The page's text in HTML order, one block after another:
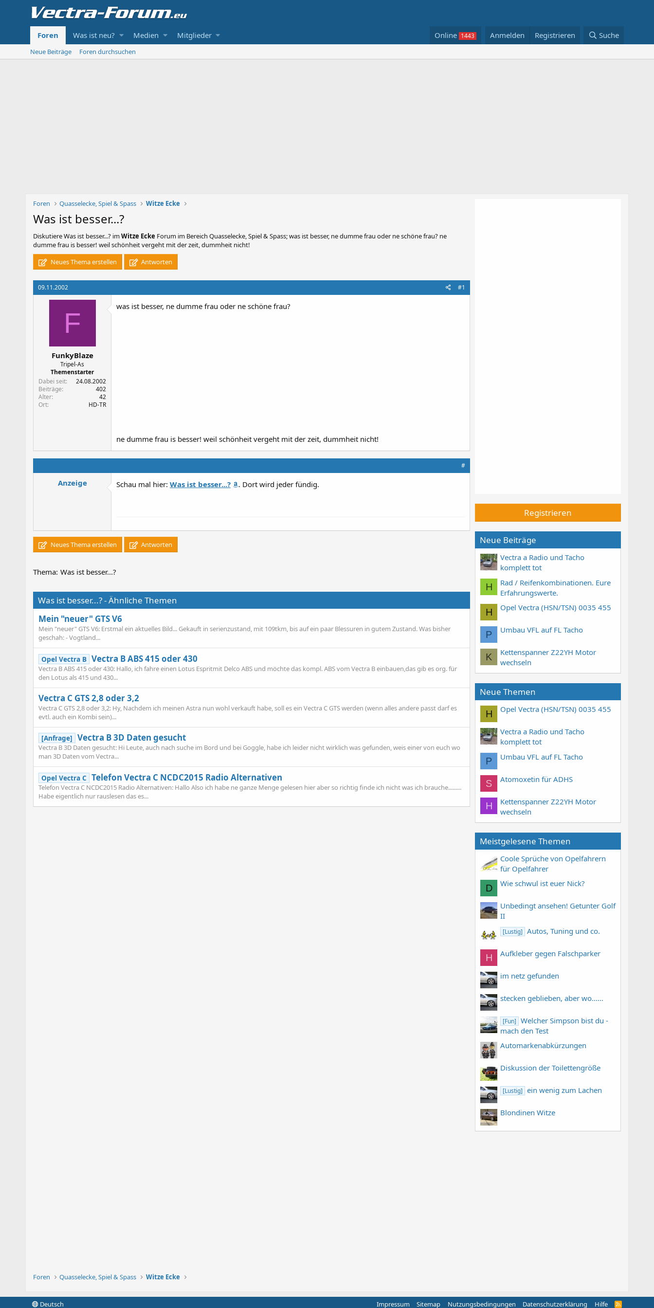
Foren Was ist neu? Medien Mitglieder Online Anmelden Registrieren Suche
Neue Beiträge Foren durchsuchen
Foren Quasselecke, Spiel & Spass Witze Ecke
Was ist besser...?
DiskutiereWas ist besser...? imWitze Ecke Forum im Bereich Quasselecke, Spiel & Spass; was ist besser, ne dumme frau oder ne schöne frau? ne
dumme frau is besser! weil schönheit vergeht mit der zeit, dummheit nicht!
Neues Thema erstellen
Antworten
09.11.2002 #1
F
FunkyBlaze
Tripel-As
Themenstarter
Dabei seit
24.08.2002
Beiträge
402
Alter
42
Ort
HD-TR
was ist besser, ne dumme frau oder ne schöne frau?
ne dumme frau is besser! weil schönheit vergeht mit der zeit, dummheit nicht!
#
Anzeige Schau mal hier: Was ist besser...? . Dort wird jeder fündig.
Neues Thema erstellen Antworten
Thema: Was ist besser...?
Was ist besser...? - Ähnliche Themen
Mein "neuer" GTS V6
Mein "neuer" GTS V6: Erstmal ein aktuelles Bild... Gekauft in serienzustand, mit 109tkm, bis auf ein paar Blessuren in gutem Zustand. Was bisher
geschah: - Vogtland...
Opel Vectra B Vectra B ABS 415 oder 430
Vectra B ABS 415 oder 430: Hallo, ich fahre einen Lotus Espritmit Delco ABS und möchte das kompl. ABS vom Vectra B einbauen,das gib es org. für
den Lotus als 415 und 430...
Vectra C GTS 2,8 oder 3,2
Vectra C GTS 2,8 oder 3,2: Hy, Nachdem ich meinen Astra nun wohl verkauft habe, soll es ein Vectra C GTS werden (wenn alles andere passt darf es
evtl. auch ein Kombi sein)...
[Anfrage] Vectra B 3D Daten gesucht
Vectra B 3D Daten gesucht: Hi Leute, auch nach suche im Bord und bei Goggle, habe ich leider nicht wirklich was gefunden, weis einer von euch wo
man 3D Daten vom Vectra...
Opel Vectra C Telefon Vectra C NCDC2015 Radio Alternativen
Telefon Vectra C NCDC2015 Radio Alternativen: Hallo Also ich habe ne ganze Menge gelesen hier aber so richtig finde ich nicht was ich brauche.........
Habe eigentlich nur rauslesen das es...
Registrieren
Neue Beiträge
Vectra a Radio und Tacho
komplett tot
H
Rad / Reifenkombinationen. Eure
Erfahrungswerte.
H Opel Vectra (HSN/TSN) 0035 455
P Umbau VFL auf FL Tacho
K
Kettenspanner Z22YH Motor
wechseln
Neue Themen
H Opel Vectra (HSN/TSN) 0035 455
Vectra a Radio und Tacho
komplett tot
P Umbau VFL auf FL Tacho
S Atomoxetin für ADHS
H
Kettenspanner Z22YH Motor
wechseln
Meistgelesene Themen
Coole Sprüche von Opelfahrern
für Opelfahrer
D Wie schwul ist euer Nick?
Unbedingt ansehen! Getunter Golf
II
[Lustig] Autos, Tuning und co.
H Aufkleber gegen Falschparker
im netz gefunden
stecken geblieben, aber wo......
[Fun]
Welcher Simpson bist du -
mach den Test
Automarkenabkürzungen
Diskussion der Toilettengröße
[Lustig] ein wenig zum Lachen
Blondinen Witze
Foren Quasselecke, Spiel & Spass Witze Ecke
Deutsch Impressum Sitemap Nutzungsbedingungen Datenschutzerklärung Hilfe
R